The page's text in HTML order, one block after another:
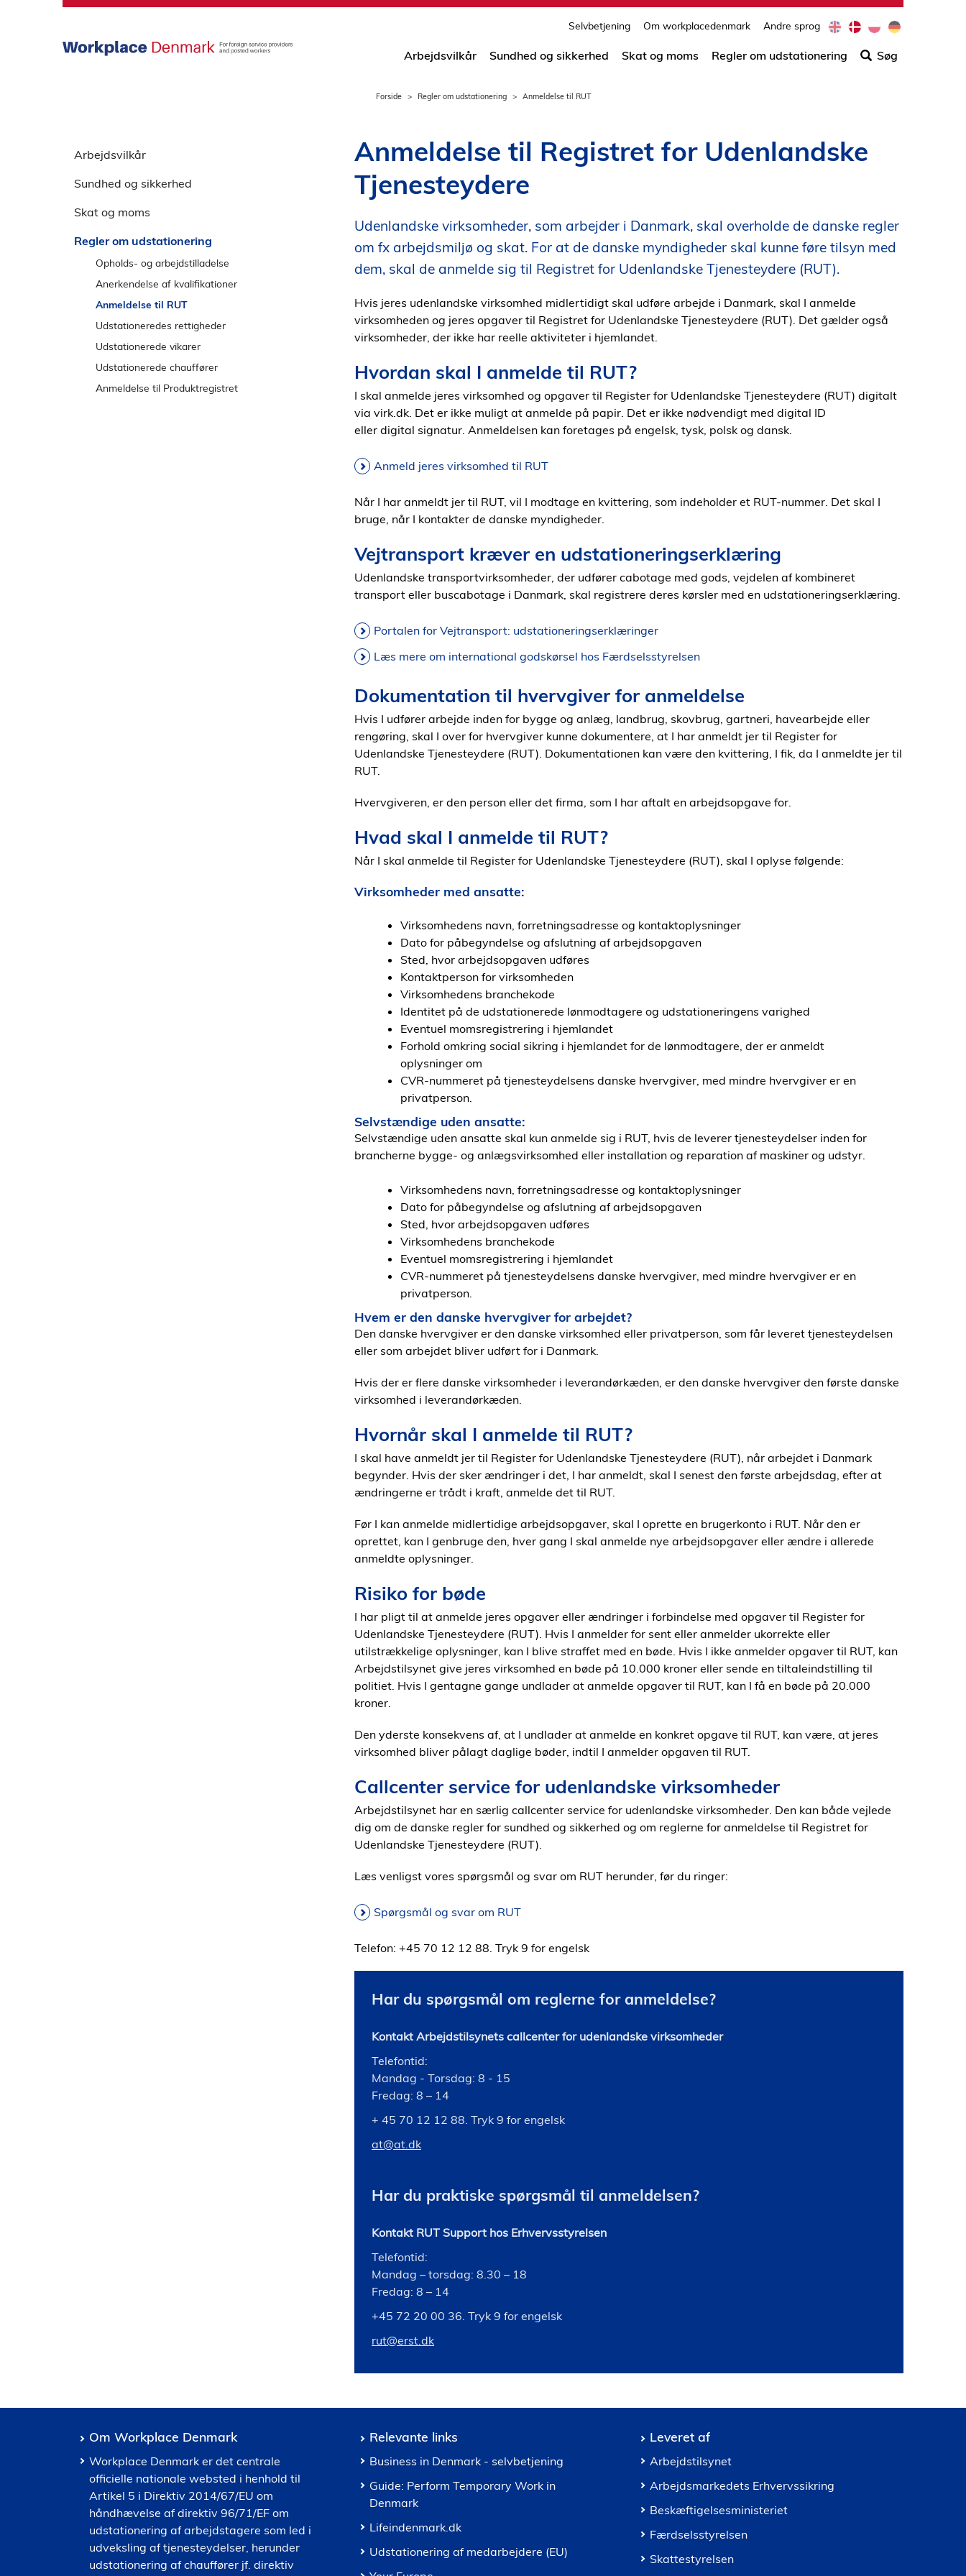
Selvbetjening Om workplacedenmark Andre sprog
e
n
a
l
d
e
Arbejdsvilkår Sundhed og sikkerhed Skat og moms Regler om udstationering Søg
Forside Regler om udstationering Anmeldelse til RUT
Arbejdsvilkår
Sundhed og sikkerhed
Skat og moms
Regler om udstationering
Opholds- og arbejdstilladelse
Anerkendelse af kvalifikationer
Anmeldelse til RUT
Udstationeredes rettigheder
Udstationerede vikarer
Udstationerede chauffører
Anmeldelse til Produktregistret
Anmeldelse til Registret for Udenlandske
Tjenesteydere
Udenlandske virksomheder, som arbejder i Danmark, skal overholde de danske regler
om fx arbejdsmiljø og skat. For at de danske myndigheder skal kunne føre tilsyn med
dem, skal de anmelde sig til Registret for Udenlandske Tjenesteydere (RUT).
Hvis jeres udenlandske virksomhed midlertidigt skal udføre arbejde i Danmark, skal I anmelde
virksomheden og jeres opgaver til Registret for Udenlandske Tjenesteydere (RUT). Det gælder også
virksomheder, der ikke har reelle aktiviteter i hjemlandet.
Hvordan skal I anmelde til RUT?
I skal anmelde jeres virksomhed og opgaver til Register for Udenlandske Tjenesteydere (RUT) digitalt
via virk.dk. Det er ikke muligt at anmelde på papir. Det er ikke nødvendigt med digital ID
eller digital signatur. Anmeldelsen kan foretages på engelsk, tysk, polsk og dansk.
Anmeld jeres virksomhed til RUT
Når I har anmeldt jer til RUT, vil I modtage en kvittering, som indeholder et RUT-nummer. Det skal I
bruge, når I kontakter de danske myndigheder.
Vejtransport kræver en udstationeringserklæring
Udenlandske transportvirksomheder, der udfører cabotage med gods, vejdelen af kombineret
transport eller buscabotage i Danmark, skal registrere deres kørsler med en udstationeringserklæring.
Portalen for Vejtransport: udstationeringserklæringer
Læs mere om international godskørsel hos Færdselsstyrelsen
Dokumentation til hvervgiver for anmeldelse
Hvis I udfører arbejde inden for bygge og anlæg, landbrug, skovbrug, gartneri, havearbejde eller
rengøring, skal I over for hvervgiver kunne dokumentere, at I har anmeldt jer til Register for
Udenlandske Tjenesteydere (RUT). Dokumentationen kan være den kvittering, I fik, da I anmeldte jer til
RUT.
Hvervgiveren, er den person eller det firma, som I har aftalt en arbejdsopgave for.
Hvad skal I anmelde til RUT?
Når I skal anmelde til Register for Udenlandske Tjenesteydere (RUT), skal I oplyse følgende:
Virksomheder med ansatte:
Virksomhedens navn, forretningsadresse og kontaktoplysninger
Dato for påbegyndelse og afslutning af arbejdsopgaven
Sted, hvor arbejdsopgaven udføres
Kontaktperson for virksomheden
Virksomhedens branchekode
Identitet på de udstationerede lønmodtagere og udstationeringens varighed
Eventuel momsregistrering i hjemlandet
Forhold omkring social sikring i hjemlandet for de lønmodtagere, der er anmeldt
oplysninger om
CVR-nummeret på tjenesteydelsens danske hvervgiver, med mindre hvervgiver er en
privatperson.
Selvstændige uden ansatte:
Selvstændige uden ansatte skal kun anmelde sig i RUT, hvis de leverer tjenesteydelser inden for
brancherne bygge- og anlægsvirksomhed eller installation og reparation af maskiner og udstyr.
Virksomhedens navn, forretningsadresse og kontaktoplysninger
Dato for påbegyndelse og afslutning af arbejdsopgaven
Sted, hvor arbejdsopgaven udføres
Virksomhedens branchekode
Eventuel momsregistrering i hjemlandet
CVR-nummeret på tjenesteydelsens danske hvervgiver, med mindre hvervgiver er en
privatperson.
Hvem er den danske hvervgiver for arbejdet?
Den danske hvervgiver er den danske virksomhed eller privatperson, som får leveret tjenesteydelsen
eller som arbejdet bliver udført for i Danmark.
Hvis der er flere danske virksomheder i leverandørkæden, er den danske hvervgiver den første danske
virksomhed i leverandørkæden.
Hvornår skal I anmelde til RUT?
I skal have anmeldt jer til Register for Udenlandske Tjenesteydere (RUT), når arbejdet i Danmark
begynder. Hvis der sker ændringer i det, I har anmeldt, skal I senest den første arbejdsdag, efter at
ændringerne er trådt i kraft, anmelde det til RUT.
Før I kan anmelde midlertidige arbejdsopgaver, skal I oprette en brugerkonto i RUT. Når den er
oprettet, kan I genbruge den, hver gang I skal anmelde nye arbejdsopgaver eller ændre i allerede
anmeldte oplysninger.
Risiko for bøde
I har pligt til at anmelde jeres opgaver eller ændringer i forbindelse med opgaver til Register for
Udenlandske Tjenesteydere (RUT). Hvis I anmelder for sent eller anmelder ukorrekte eller
utilstrækkelige oplysninger, kan I blive straffet med en bøde. Hvis I ikke anmelder opgaver til RUT, kan
Arbejdstilsynet give jeres virksomhed en bøde på 10.000 kroner eller sende en tiltaleindstilling til
politiet. Hvis I gentagne gange undlader at anmelde opgaver til RUT, kan I få en bøde på 20.000
kroner.
Den yderste konsekvens af, at I undlader at anmelde en konkret opgave til RUT, kan være, at jeres
virksomhed bliver pålagt daglige bøder, indtil I anmelder opgaven til RUT.
Callcenter service for udenlandske virksomheder
Arbejdstilsynet har en særlig callcenter service for udenlandske virksomheder. Den kan både vejlede
dig om de danske regler for sundhed og sikkerhed og om reglerne for anmeldelse til Registret for
Udenlandske Tjenesteydere (RUT).
Læs venligst vores spørgsmål og svar om RUT herunder, før du ringer:
Spørgsmål og svar om RUT
Telefon: +45 70 12 12 88. Tryk 9 for engelsk
Har du spørgsmål om reglerne for anmeldelse?
Kontakt Arbejdstilsynets callcenter for udenlandske virksomheder
Telefontid:
Mandag - Torsdag: 8 - 15
Fredag: 8 – 14
+ 45 70 12 12 88. Tryk 9 for engelsk
at@at.dk
Har du praktiske spørgsmål til anmeldelsen?
Kontakt RUT Support hos Erhvervsstyrelsen
Telefontid:
Mandag – torsdag: 8.30 – 18
Fredag: 8 – 14
+45 72 20 00 36. Tryk 9 for engelsk
rut@erst.dk
Om Workplace Denmark
Workplace Denmark er det centrale
officielle nationale websted i henhold til
Artikel 5 i Direktiv 2014/67/EU om
håndhævelse af direktiv 96/71/EF om
udstationering af arbejdstagere som led i
udveksling af tjenesteydelser, herunder
udstationering af chauffører jf. direktiv
Relevante links
Business in Denmark - selvbetjening
Guide: Perform Temporary Work in
Denmark
Lifeindenmark.dk
Udstationering af medarbejdere (EU)
Leveret af
Arbejdstilsynet
Arbejdsmarkedets Erhvervssikring
Beskæftigelsesministeriet
Færdselsstyrelsen
Skattestyrelsen